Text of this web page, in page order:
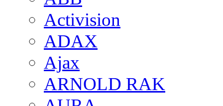
Activision
ADAX
Ajax
ARNOLD RAK